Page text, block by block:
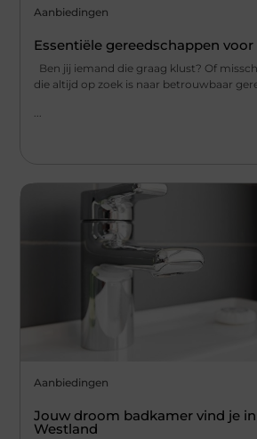
Aanbiedingen
Essentiële gereedschappen voor
Ben jij iemand die graag klust? Of
die altijd op zoek is naar betrouwbaar
...
Aanbiedingen
Jouw droom badkamer vind je
Westland